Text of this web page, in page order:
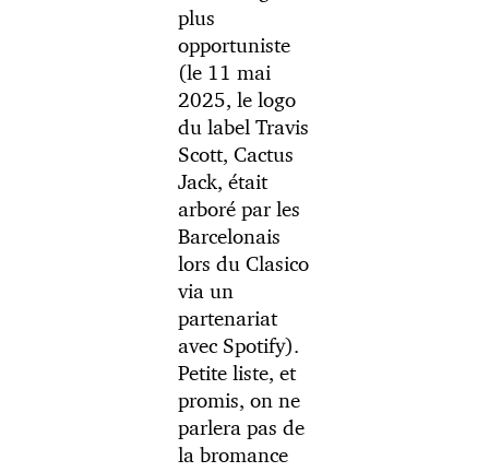
plus
opportuniste
(le 11 mai
2025, le logo
du label Travis
Scott, Cactus
Jack, était
arboré par les
Barcelonais
lors du Clasico
via un
partenariat
avec Spotify).
Petite liste, et
promis, on ne
parlera pas de
la bromance